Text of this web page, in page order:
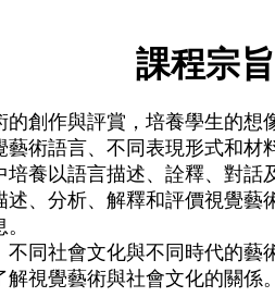
課程宗旨
的創作與評賞，培養學生的想
藝術語言、不同表現形式和
培養以語言描述、詮釋、對話
述、分析、解釋和評價視覺
不同社會文化與不同時代的
解視覺藝術與社會文化的關係